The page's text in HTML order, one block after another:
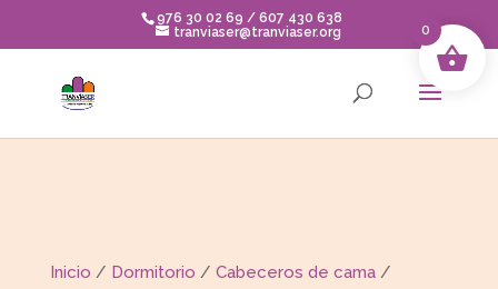
content
976 30 02 69 / 607 430 638
tranviaser@tranviaser.org
Inicio / Dormitorio / Cabeceros de cama/
0